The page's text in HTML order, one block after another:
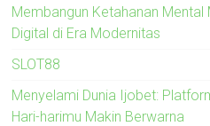
Membangun Ketahanan Mental
Digital di Era Modernitas
SLOT88
Menyelami Dunia Ijobet:
Hari-harimu Makin Berwarna